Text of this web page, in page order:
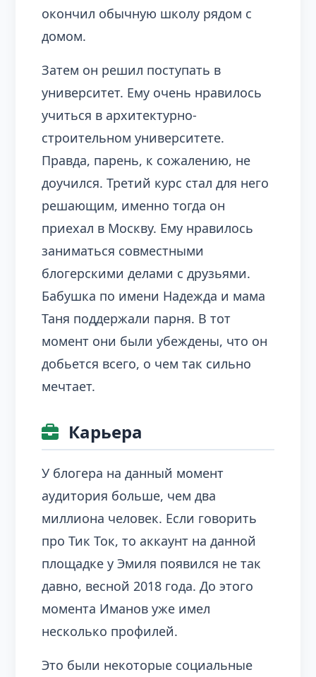
окончил обычную школу рядом с
домом.
Затем он решил поступать в
университет. Ему очень нравилось
учиться в архитектурно-
строительном университете.
Правда, парень, к сожалению, не
доучился. Третий курс стал для него
решающим, именно тогда он
приехал в Москву. Ему нравилось
заниматься совместными
блогерскими делами с друзьями.
Бабушка по имени Надежда и мама
Таня поддержали парня. В тот
момент они были убеждены, что он
добьется всего, о чем так сильно
мечтает.
Карьера
У блогера на данный момент
аудитория больше, чем два
миллиона человек. Если говорить
про Тик Ток, то аккаунт на данной
площадке у Эмиля появился не так
давно, весной 2018 года. До этого
момента Иманов уже имел
несколько профилей.
Это были некоторые социальные